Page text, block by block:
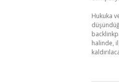
Hukuka
halinde,